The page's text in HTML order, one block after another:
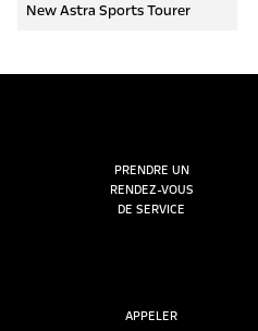
New Astra Sports Tourer
PRENDRE UN
RENDEZ-VOUS
DE SERVICE
APPELER